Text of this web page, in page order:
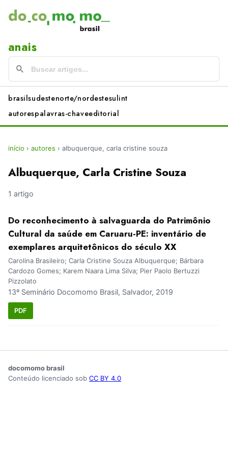
anais
brasilsudestenorte/nordestesulint
autorespalavras-chaveeditorial
início › autores › albuquerque, carla cristine souza
Albuquerque, Carla Cristine Souza
1 artigo
Do reconhecimento à salvaguarda do Patrimônio
Cultural da saúde em Caruaru-PE: inventário de
exemplares arquitetônicos do século XX
Carolina Brasileiro; Carla Cristine Souza Albuquerque; Bárbara
Cardozo Gomes; Karem Naara Lima Silva; Pier Paolo Bertuzzi
Pizzolato
13º Seminário Docomomo Brasil, Salvador, 2019
PDF
docomomo brasil
Conteúdo licenciado sob CC BY 4.0